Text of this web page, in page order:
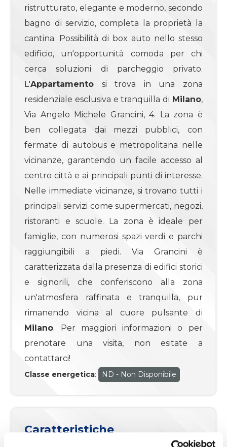
ristrutturato, elegante e moderno, secondo
bagno di servizio, completa la proprietà la
cantina. Possibilità di box auto nello stesso
edificio, un'opportunità comoda per chi
cerca soluzioni di parcheggio privato.
L'Appartamento si trova in una zona
residenziale esclusiva e tranquilla di Milano,
Via Angelo Michele Grancini, 4. La zona è
ben collegata dai mezzi pubblici, con
fermate di autobus e metropolitana nelle
vicinanze, garantendo un facile accesso al
centro città e ai principali punti di interesse.
Nelle immediate vicinanze, si trovano tutti i
principali servizi come supermercati, negozi,
ristoranti e scuole. La zona è ideale per
famiglie, con numerosi spazi verdi e parchi
raggiungibili a piedi. Via Grancini è
caratterizzata dalla presenza di edifici storici
e signorili, che conferiscono alla zona
un'atmosfera raffinata e tranquilla, pur
rimanendo vicina al cuore pulsante di
Milano. Per maggiori informazioni o per
prenotare una visita, non esitate a
contattarci!
Classe energetica: ND - Non Disponibile
Caratteristiche
4
4+
Bagni
minimi
Qualsiasi
1
2
3
4
Camere
minime
Qualsiasi